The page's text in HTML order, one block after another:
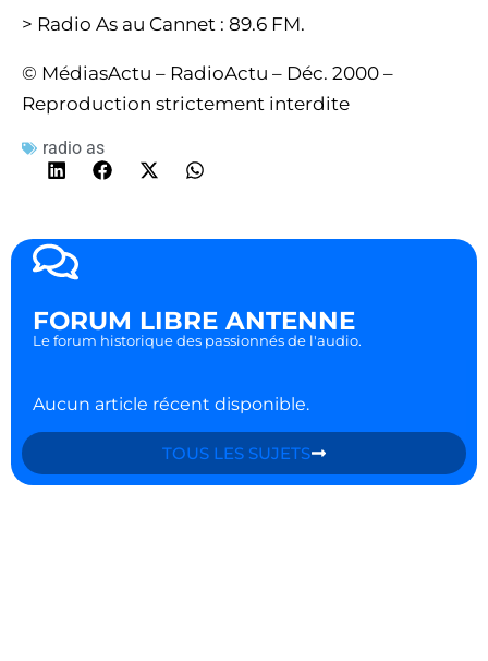
> Radio As au Cannet : 89.6 FM.
© MédiasActu – RadioActu – Déc. 2000 –
Reproduction strictement interdite
radio as
FORUM LIBRE ANTENNE
Le forum historique des passionnés de l'audio.
Aucun article récent disponible.
TOUS LES SUJETS